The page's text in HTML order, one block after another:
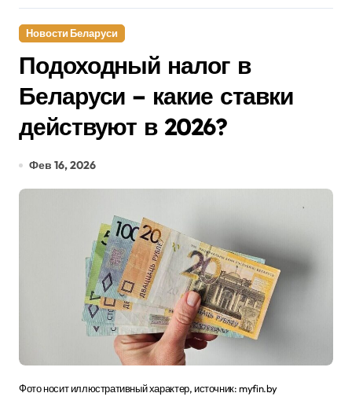
Новости Беларуси
Подоходный налог в
Беларуси – какие ставки
действуют в 2026?
Фев 16, 2026
Фото носит иллюстративный характер, источник: myfin.by